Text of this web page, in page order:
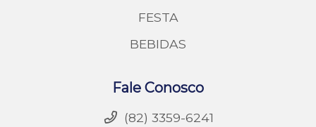
FESTA
BEBIDAS
Fale Conosco
(82) 3359-6241